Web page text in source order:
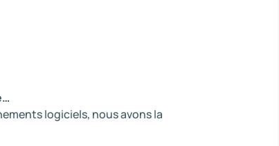
logiciels, nous avons la